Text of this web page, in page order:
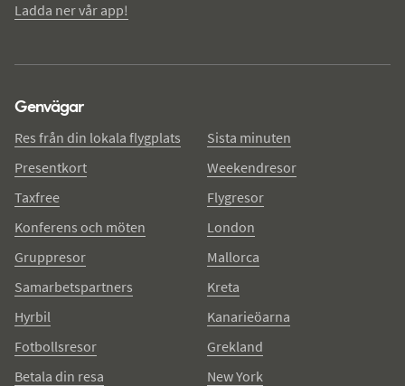
Ladda ner vår app!
Genvägar
Res från din lokala flygplats
Presentkort
Taxfree
Konferens och möten
Gruppresor
Samarbetspartners
Hyrbil
Fotbollsresor
Betala din resa
Sista minuten
Weekendresor
Flygresor
London
Mallorca
Kreta
Kanarieöarna
Grekland
New York